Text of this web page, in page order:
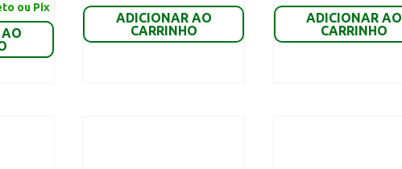
ou Pix
ADICIONAR AO
CARRINHO
ADICIONAR AO
CARRINHO